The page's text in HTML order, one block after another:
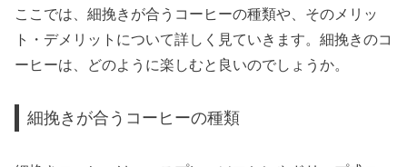
ここでは、細挽きが合うコーヒーの種類や、そのメリッ
ト・デメリットについて詳しく見ていきます。細挽きのコ
ーヒーは、どのように楽しむと良いのでしょうか。
細挽きが合うコーヒーの種類